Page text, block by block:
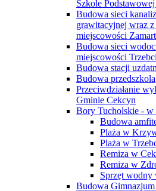
Szkole
Budowa sieci
grawitacyjnej wraz
miejscowości
Budowa sieci
miejscowości
Budowa stacji
Budowa przedszkola
Przeciwdziałanie
Gminie Cekcyn
Bory Tucholskie - w
Budowa
Plaża w
Plaża w
Remiza w
Remiza w
Sprzęt wodny
Budowa